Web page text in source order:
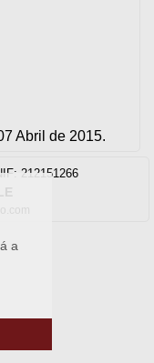
a
Abril de 2015.
212151266